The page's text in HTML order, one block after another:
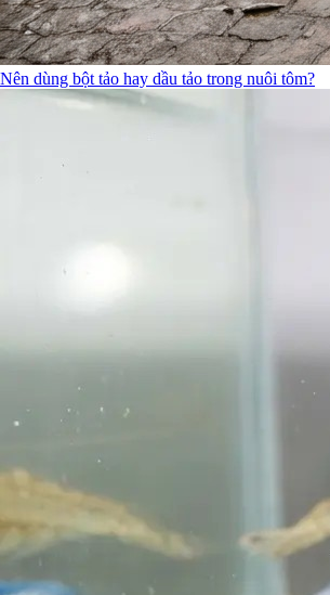
Nên dùng bột tảo hay dầu tảo trong nuôi tôm?